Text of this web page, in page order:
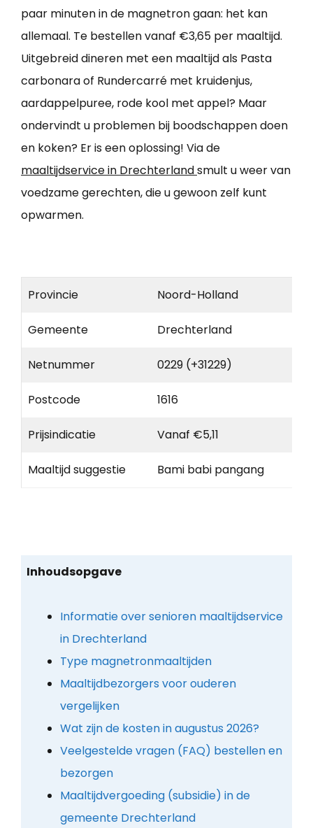
paar minuten in de magnetron gaan: het kan
allemaal. Te bestellen vanaf €3,65 per maaltijd.
Uitgebreid dineren met een maaltijd als Pasta
carbonara of Rundercarré met kruidenjus,
aardappelpuree, rode kool met appel? Maar
ondervindt u problemen bij boodschappen doen
en koken? Er is een oplossing! Via de
maaltijdservice in Drechterlandsmult u weer van
voedzame gerechten, die u gewoon zelf kunt
opwarmen.
Provincie Noord-Holland
Gemeente Drechterland
Netnummer 0229 (+31229)
Postcode 1616
Prijsindicatie Vanaf €5,11
Maaltijd suggestie Bami babi pangang
Inhoudsopgave
Informatie over senioren maaltijdservice
in Drechterland
Type magnetronmaaltijden
Maaltijdbezorgers voor ouderen
vergelijken
Wat zijn de kosten in augustus 2026?
Veelgestelde vragen (FAQ) bestellen en
bezorgen
Maaltijdvergoeding (subsidie) in de
gemeente Drechterland